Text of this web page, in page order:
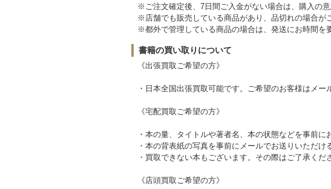
※ご注文確定後、7日間ご入金がない場合は、購入の
※店舗でも販売している商品があり、品切れの場合が
※都外で管理している商品の場合は、発送にお時間を
書籍の買い取りについて
《出張買取ご希望の方》
・日本全国出張買取可能です。ご希望のお客様はメー
《宅配買取ご希望の方》
・本の量、タイトルや著者名、本の状態などを事前に
・本の背表紙の写真を事前にメールでお送りいただけ
・買取できない本もございます。その際はご了承くだ
《店頭買取ご希望の方》